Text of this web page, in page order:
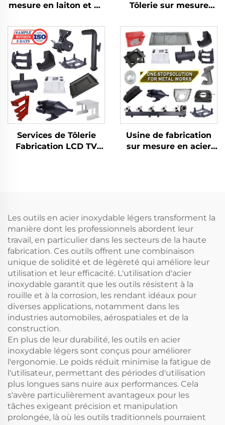
mesure en laiton et en
fabrication en tôle
pour pièces embouties
profondes
Tôlerie sur mesure
aluminium Découpe à
l' laser
Services de Tôlerie
Fabrication LCD TV
Usine de fabrication
sur mesure en acier
Les outils en acier inoxydable légers transforment la
manière dont les professionnels abordent leur
travail, en particulier dans les secteurs de la haute
fabrication. Ces outils offrent une combinaison
unique de solidité et de légèreté qui améliore leur
utilisation et leur efficacité. L'utilisation d'acier
inoxydable garantit que les outils résistent à la
rouille et à la corrosion, les rendant idéaux pour
diverses applications, notamment dans les
industries automobiles, aérospatiales et de la
construction.
En plus de leur durabilité, les outils en acier
inoxydable légers sont conçus pour améliorer
l'ergonomie. Le poids réduit minimise la fatigue de
l'utilisateur, permettant des périodes d'utilisation
plus longues sans nuire aux performances. Cela
s'avère particulièrement avantageux pour les
tâches exigeant précision et manipulation
prolongée, là où les outils traditionnels pourraient